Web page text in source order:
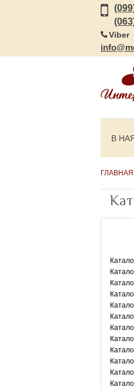
Viber
В
ГЛАВНАЯ